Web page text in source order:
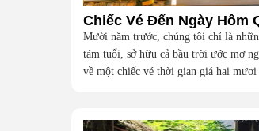
Chiếc Vé Đến Ngày Hôm
Mười năm trước, chúng tôi chỉ là
tám tuổi, sở hữu cả bầu trời ước mơ
về một chiếc vé thời gian giá hai